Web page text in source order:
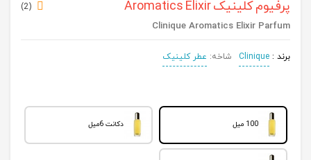
پرفیوم کلینیک Aromatics Elixir (
2
)
Clinique Aromatics Elixir Parfum
برند : Clinique شاخه: عطر کلینیک
100 میل دکانت 6میل